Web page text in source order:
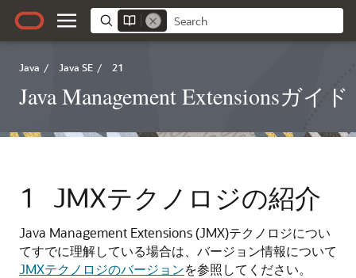
Java / Java SE / 21
Java Management Extensionsガイド
1 JMXテクノロジの紹介
Java Management Extensions (JMX)テクノロジについ
てすでに理解している場合は、バージョン情報について
JMXテクノロジのバージョンを参照してください。